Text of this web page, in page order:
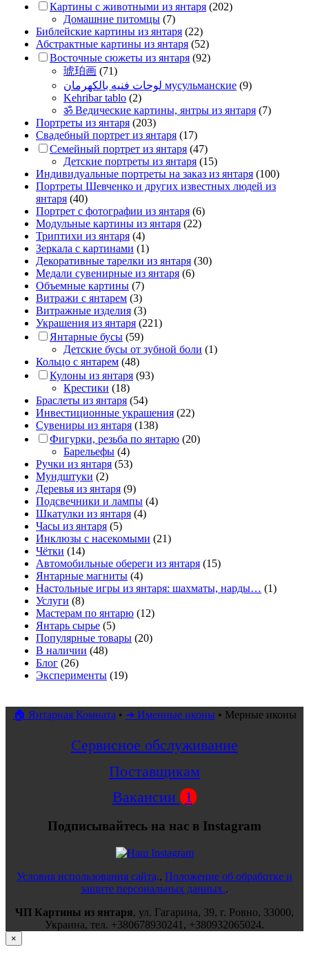
Картины с животными из янтаря (202)
Домашние питомцы (7)
Библейские картины из янтаря (22)
Абстрактные картины из янтаря (52)
Восточные сюжеты из янтаря (92)
琥珀画 (71)
لوحات فنيه بالكهرمان мусульманские (9)
Kehribar tablo (2)
ॐ Ведические картины, янтры из янтаря (7)
Портреты из янтаря (203)
Свадебный портрет из янтаря (17)
Семейный портрет из янтаря (47)
Детские портреты из янтаря (15)
Индивидуальные портреты на заказ из янтаря (100)
Портреты Шевченко и других известных людей из
янтаря (40)
Портрет c фотографии из янтаря (6)
Модульные картины из янтаря (22)
Триптихи из янтаря (4)
Зеркала с картинами (1)
Декоративные тарелки из янтаря (30)
Медали сувенирные из янтаря (6)
Объемные картины (7)
Витражи с янтарем (3)
Витражные изделия (3)
Украшения из янтаря (221)
Янтарные бусы (59)
Детские бусы от зубной боли (1)
Кольцо с янтарем (48)
Кулоны из янтаря (93)
Крестики (18)
Браслеты из янтаря (54)
Инвестиционные украшения (22)
Сувениры из янтаря (138)
Фигурки, резьба по янтарю (20)
Барельефы (4)
Ручки из янтаря (53)
Мундштуки (2)
Деревья из янтаря (9)
Подсвечники и лампы (4)
Шкатулки из янтаря (4)
Часы из янтаря (5)
Инклюзы с насекомыми (21)
Чётки (14)
Автомобильные обереги из янтаря (15)
Янтарные магниты (4)
Настольные игры из янтаря: шахматы, нарды… (1)
Услуги (8)
Мастерам по янтарю (12)
Янтарь сырье (5)
Популярные товары (20)
В наличии (48)
Блог (26)
Эксперименты (19)
🏠 Янтарная Комната • ➜ Именные иконы• Мерные иконы
Сервисное обслуживание
Поставщикам
Вакансии 1
Подписывайтесь на нас в Instagram
Условия использования сайта,, Положение об обработке и
защите персональных данных..
ЧП Картины из янтаря, ул. Гагарина, 39, г. Ровно, 33000,
Украина, тел. +380678930241 , +380932065024.
×